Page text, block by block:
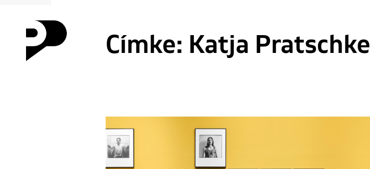
Címke: Katja Pratschke